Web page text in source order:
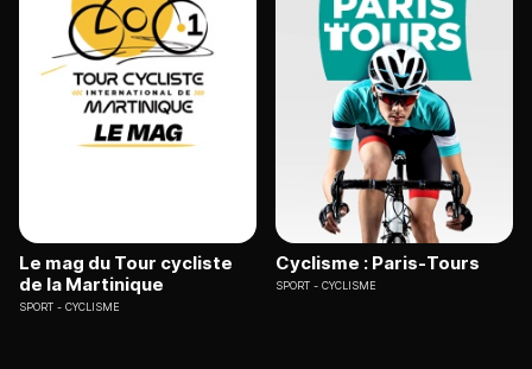
Le mag du Tour cycliste
de la Martinique
SPORT CYCLISME
Cyclisme : Paris-Tours
SPORT CYCLISME